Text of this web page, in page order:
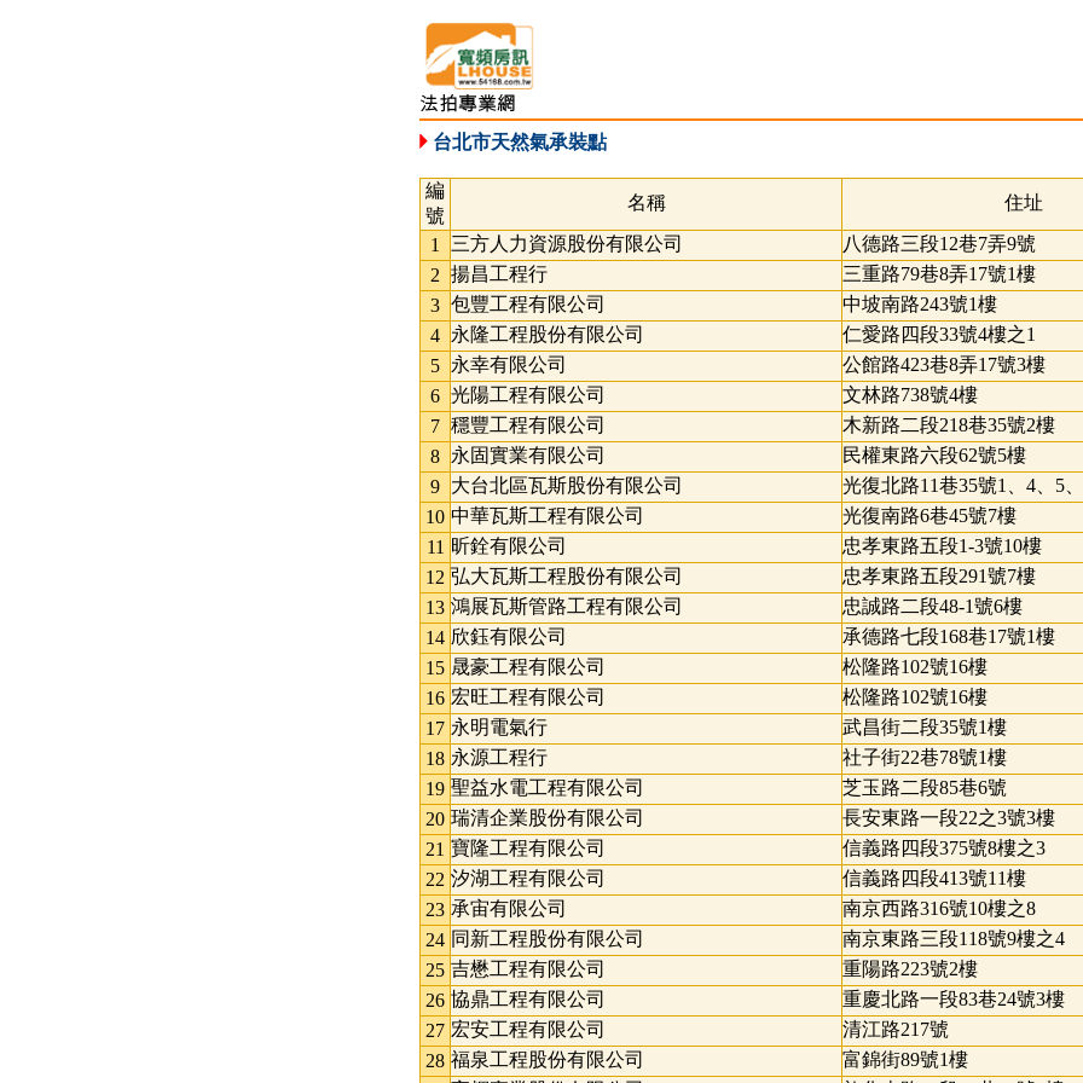
台北市天然氣承裝點
編
號
名稱 住址
1 三方人力資源股份有限公司
八德路三段12巷7弄9號
2 揚昌工程行
三重路79巷8弄17號1樓
3 包豐工程有限公司
中坡南路243號1樓
4 永隆工程股份有限公司
仁愛路四段33號4樓之1
5 永幸有限公司
公館路423巷8弄17號3樓
6 光陽工程有限公司
文林路738號4樓
7 穩豐工程有限公司
木新路二段218巷35號2樓
8 永固實業有限公司
民權東路六段62號5樓
9 大台北區瓦斯股份有限公司
光復北路11巷35號1、4、5
10 中華瓦斯工程有限公司
光復南路6巷45號7樓
11 昕銓有限公司
忠孝東路五段1-3號10樓
12 弘大瓦斯工程股份有限公司
忠孝東路五段291號7樓
13 鴻展瓦斯管路工程有限公司
忠誠路二段48-1號6樓
14 欣鈺有限公司
承德路七段168巷17號1樓
15 晟豪工程有限公司
松隆路102號16樓
16 宏旺工程有限公司
松隆路102號16樓
17 永明電氣行
武昌街二段35號1樓
18 永源工程行
社子街22巷78號1樓
19 聖益水電工程有限公司
芝玉路二段85巷6號
20 瑞清企業股份有限公司
長安東路一段22之3號3樓
21 寶隆工程有限公司
信義路四段375號8樓之3
22 汐湖工程有限公司
信義路四段413號11樓
23 承宙有限公司
南京西路316號10樓之8
24 同新工程股份有限公司
南京東路三段118號9樓之4
25 吉懋工程有限公司
重陽路223號2樓
26 協鼎工程有限公司
重慶北路一段83巷24號3樓
27 宏安工程有限公司
清江路217號
28 福泉工程股份有限公司
富錦街89號1樓